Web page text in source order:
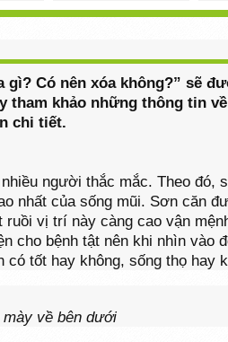
Có nên xóa không?” sẽ
tham khảo những thông tin
chi tiết.
người thắc mắc. Theo đó,
nhất của sống mũi. Sơn căn
vị trí này càng cao vận
cho bệnh tật nên khi nhìn vào
tốt hay không, sống thọ hay
về bên dưới